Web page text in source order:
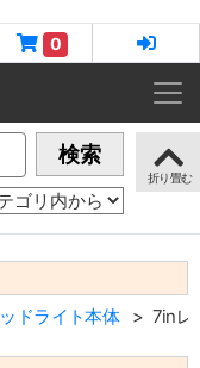
0
検索
ドライト本体 7inレ